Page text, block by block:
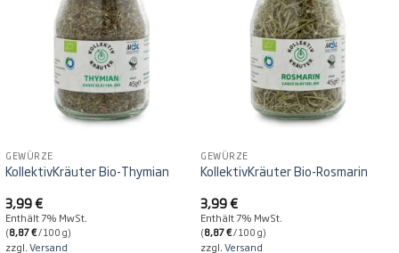
GEWÜRZE
KollektivKräuter Bio-Thymian
3,99€
Enthält 7% MwSt.
(8,87€/ 100 g)
zzgl.Versand
GEWÜRZE
KollektivKräuter Bio-Rosmarin
3,99€
Enthält 7% MwSt.
(8,87€/ 100 g)
zzgl.Versand